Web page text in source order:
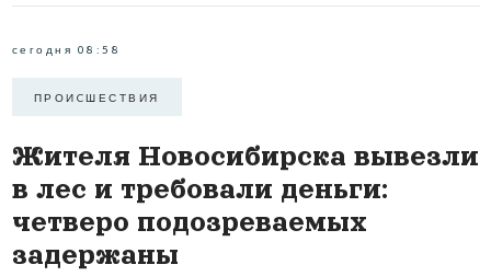
сегодня 08:58
ПРОИCШЕСТВИЯ
Жителя Новосибирска вывезли
в лес и требовали деньги:
четверо подозреваемых
задержаны